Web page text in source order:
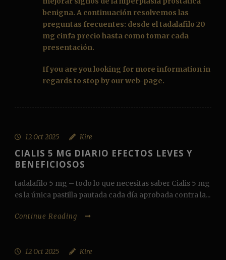
benigna. A continuación resolvemos las
preguntas frecuentes: desde eltadalafilo 20
mg cinfa precio hasta como tomar cada
presentación.
If you are you looking for more information in
regards to stop by our web-page.
12 Oct 2025 Kire
CIALIS 5 MG DIARIO EFECTOS LEVES Y
BENEFICIOSOS
tadalafilo 5 mg – todo lo que necesitas saber Cialis 5 mg
es la única pastilla pautada cada día aprobada contra la...
Continue Reading
12 Oct 2025 Kire